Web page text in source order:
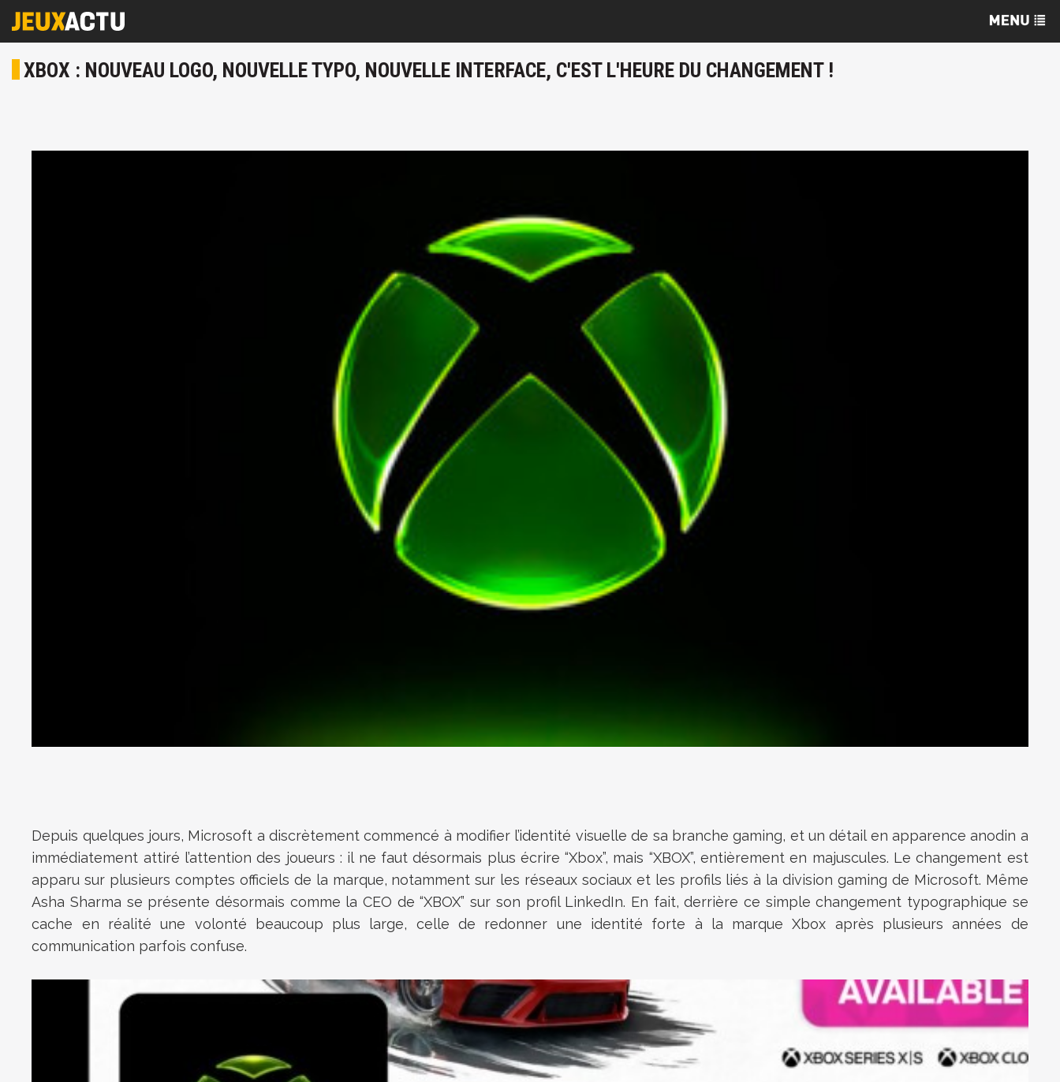
XBOX : NOUVEAU LOGO, NOUVELLE TYPO, NOUVELLE INTERFACE, C'EST L'HEURE DU CHANGEMENT !
Depuis quelques jours, Microsoft a discrètement commencé à modifier l’identité visuelle de sa branche gaming, et un détail en apparence anodin a
immédiatement attiré l’attention des joueurs : il ne faut désormais plus écrire “Xbox”, mais “XBOX”, entièrement en majuscules. Le changement est
apparu sur plusieurs comptes officiels de la marque, notamment sur les réseaux sociaux et les profils liés à la division gaming de Microsoft. Même
Asha Sharma se présente désormais comme la CEO de “XBOX” sur son profil LinkedIn. En fait, derrière ce simple changement typographique se
cache en réalité une volonté beaucoup plus large, celle de redonner une identité forte à la marque Xbox après plusieurs années de
communication parfois confuse.